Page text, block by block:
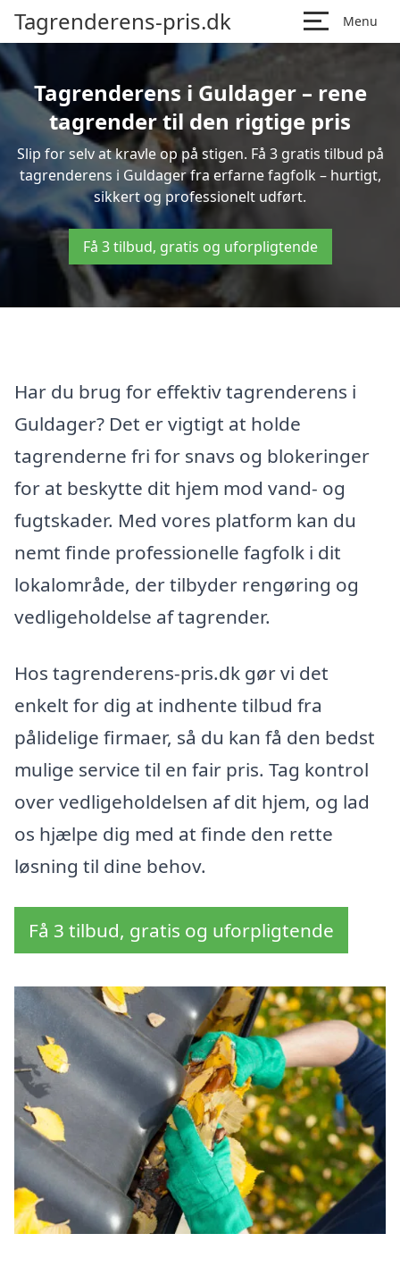
Tagrenderens-pris.dk Menu
Tagrenderens i Guldager – rene
tagrender til den rigtige pris
Slip for selv at kravle op på stigen. Få 3 gratis tilbud på
tagrenderens i Guldager fra erfarne fagfolk – hurtigt,
sikkert og professionelt udført.
Få 3 tilbud, gratis og uforpligtende
Har du brug for effektiv tagrenderens i
Guldager? Det er vigtigt at holde
tagrenderne fri for snavs og blokeringer
for at beskytte dit hjem mod vand- og
fugtskader. Med vores platform kan du
nemt finde professionelle fagfolk i dit
lokalområde, der tilbyder rengøring og
vedligeholdelse af tagrender.
Hos tagrenderens-pris.dk gør vi det
enkelt for dig at indhente tilbud fra
pålidelige firmaer, så du kan få den bedst
mulige service til en fair pris. Tag kontrol
over vedligeholdelsen af dit hjem, og lad
os hjælpe dig med at finde den rette
løsning til dine behov.
Få 3 tilbud, gratis og uforpligtende